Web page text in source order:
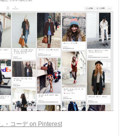
・コーデ on Pinterest